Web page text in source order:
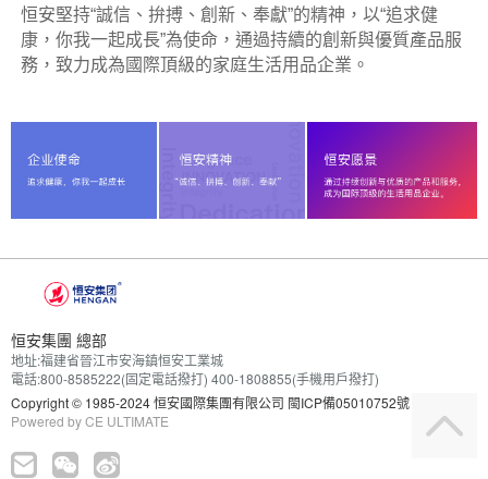
恒安堅持“誠信、拚搏、創新、奉獻”的精神，以“追求健
康，你我一起成長”為使命，通過持續的創新與優質產品服
務，致力成為國際頂級的家庭生活用品企業。
恒安集團 總部
地址:福建省晉江市安海鎮恒安工業城
電話:800-8585222(固定電話撥打) 400-1808855(手機用戶撥打)
Copyright© 1985-2024 恒安國際集團有限公司 閩ICP備05010752號
Powered byCE ULTIMATE